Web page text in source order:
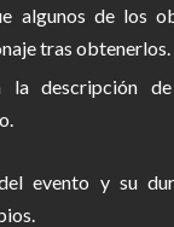
algunos de los
tras obtenerlos.
la descripción
evento y su